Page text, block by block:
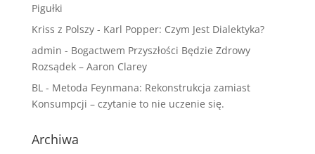
Pigułki
Kriss z Polszy- Karl Popper: Czym Jest Dialektyka?
admin - Bogactwem Przyszłości Będzie Zdrowy
Rozsądek – Aaron Clarey
BL- Metoda Feynmana: Rekonstrukcja zamiast
Konsumpcji – czytanie to nie uczenie się.
Archiwa